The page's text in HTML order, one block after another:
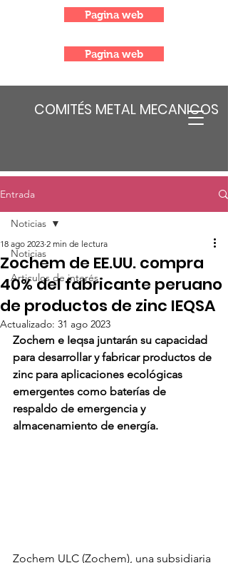
COMITÉS METAL MECANICOS
Pagina web
Pagina web
Entrada
Noticias
Articulos de interés
Noticias
Zochem de EE.UU. compra
40% del fabricante peruano
de productos de zinc IEQSA
18 ago 2023 2 min de lectura
Actualizado: 31 ago 2023
Zochem e Ieqsa juntarán su capacidad
para desarrollar y fabricar productos de
zinc para aplicaciones ecológicas
emergentes como baterías de
respaldo de emergencia y
almacenamiento de energía.
Zochem ULC (Zochem), una subsidiaria